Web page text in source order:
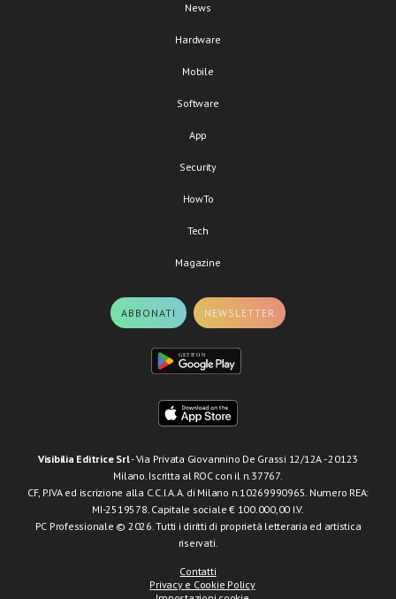
News
Hardware
Mobile
Software
App
Security
HowTo
Tech
Magazine
ABBONATI NEWSLETTER
Visibilia Editrice Srl- Via Privata Giovannino De Grassi 12/12A - 20123
Milano. Iscritta al ROC con il n.37767.
CF, P.IVA ed iscrizione alla C.C.I.A.A. di Milano n.10269990965. Numero REA:
MI-2519578. Capitale sociale € 100.000,00 I.V.
PC Professionale © 2026. Tutti i diritti di proprietà letteraria ed artistica
riservati.
Contatti
Privacy e Cookie Policy